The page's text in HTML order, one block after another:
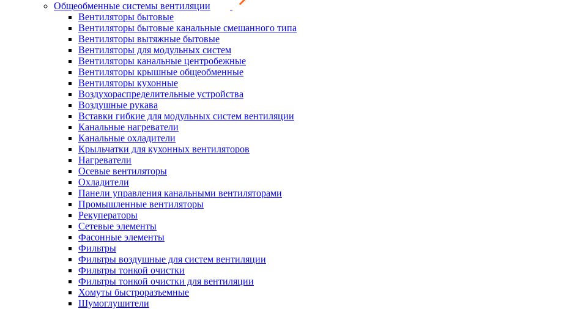
Общеобменные системы вентиляции
Вентиляторы бытовые
Вентиляторы бытовые канальные смешанного типа
Вентиляторы вытяжные бытовые
Вентиляторы для модульных систем
Вентиляторы канальные центробежные
Вентиляторы крышные общеобменные
Вентиляторы кухонные
Воздухораспределительные устройства
Воздушные рукава
Вставки гибкие для модульных систем вентиляции
Канальные нагреватели
Канальные охладители
Крыльчатки для кухонных вентиляторов
Нагреватели
Осевые вентиляторы
Охладители
Панели управления канальными вентиляторами
Промышленные вентиляторы
Рекуператоры
Сетевые элементы
Фасонные элементы
Фильтры
Фильтры воздушные для систем вентиляции
Фильтры тонкой очистки
Фильтры тонкой очистки для вентиляции
Хомуты быстроразъемные
Шумоглушители